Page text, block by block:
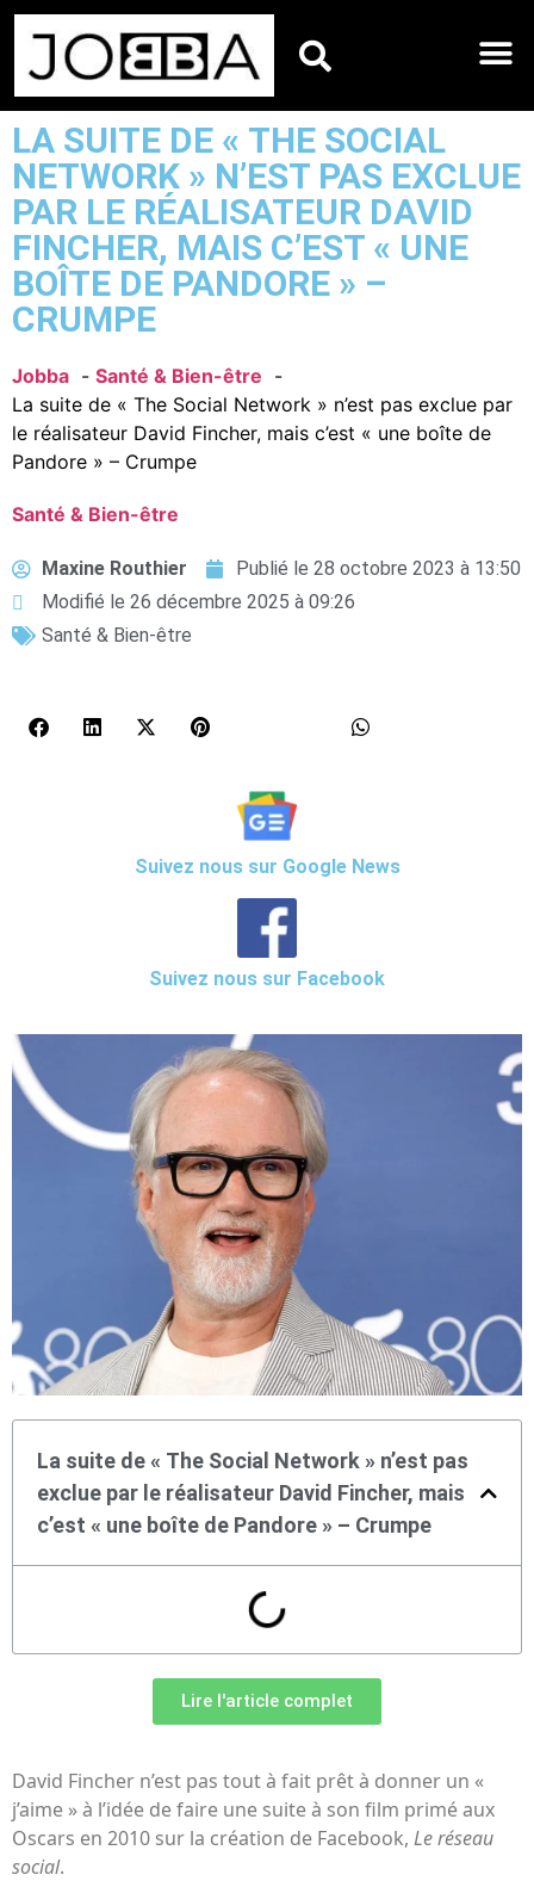
LA SUITE DE « THE SOCIAL
NETWORK » N’EST PAS EXCLUE
PAR LE RÉALISATEUR DAVID
FINCHER, MAIS C’EST « UNE
BOÎTE DE PANDORE » –
CRUMPE
Jobba
Santé & Bien-être
La suite de « The Social Network » n’est pas exclue par
le réalisateur David Fincher, mais c’est « une boîte de
Pandore » – Crumpe
Santé & Bien-être
Maxine Routhier Publié le 28 octobre 2023 à 13:50
Modifié le 26 décembre 2025 à 09:26
Santé & Bien-être
Suivez nous sur Google News
Suivez nous sur Facebook
La suite de « The Social Network » n’est pas
exclue par le réalisateur David Fincher, mais
c’est « une boîte de Pandore » – Crumpe
Lire l'article complet
David Fincher n’est pas tout à fait prêt à donner un «
j’aime » à l’idée de faire une suite à son film primé aux
Oscars en 2010 sur la création de Facebook, Le réseau
social.